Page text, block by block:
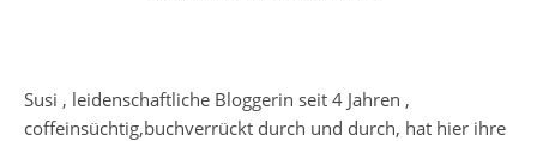
Susi , leidenschaftliche Bloggerin seit 4 Jahren ,
coffeinsüchtig,buchverrückt durch und durch, hat hier ihre